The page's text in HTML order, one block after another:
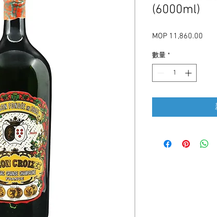
(6000ml)
MOP 11,860.00
數量 *